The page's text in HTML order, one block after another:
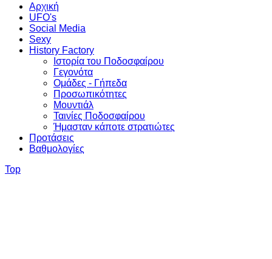
Αρχική
UFO's
Social Media
Sexy
History Factory
Ιστορία του Ποδοσφαίρου
Γεγονότα
Ομάδες - Γήπεδα
Προσωπικότητες
Μουντιάλ
Ταινίες Ποδοσφαίρου
Ήμασταν κάποτε στρατιώτες
Προτάσεις
Βαθμολογίες
Top